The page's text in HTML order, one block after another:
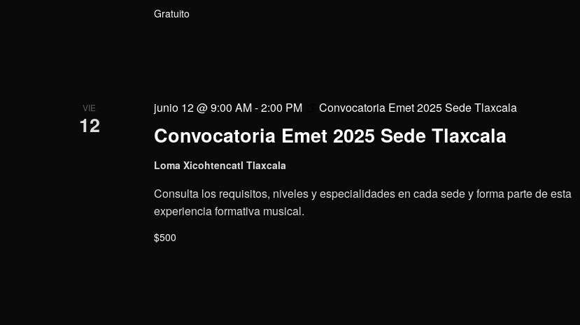
Gratuito
VIE
12 Convocatoria Emet 2025 Sede Tlaxcala
junio 12 @ 9:00 AM-2:00 PM Convocatoria Emet 2025 Sede Tlaxcala
Loma Xicohtencatl Tlaxcala
Consulta los requisitos, niveles y especialidades en cada sede y forma parte de esta
experiencia formativa musical.
$500